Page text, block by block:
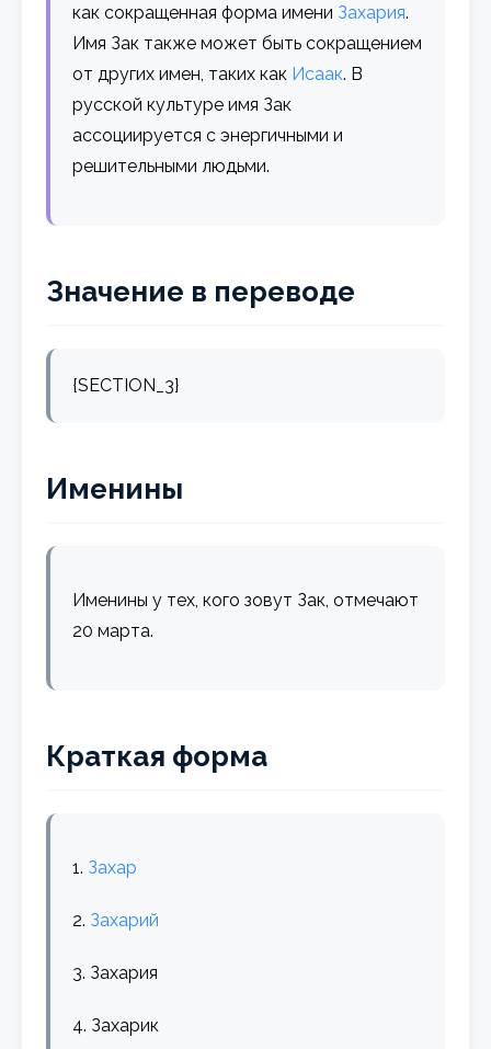
как сокращенная форма имени Захария.
Имя Зак также может быть сокращением
от других имен, таких как Исаак. В
русской культуре имя Зак
ассоциируется с энергичными и
решительными людьми.
Значение в переводе
{SECTION_3}
Именины
Именины у тех, кого зовут Зак, отмечают
20 марта.
Краткая форма
1. Захар
2. Захарий
3. Захария
4. Захарик